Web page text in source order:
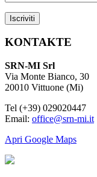
KONTAKTE
SRN-MI Srl
Via Monte Bianco, 30
20010 Vittuone (Mi)
Tel (+39) 029020447
Email: office@srn-mi.it
Apri Google Maps